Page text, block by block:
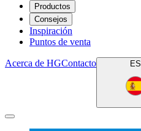
Productos
Consejos
Inspiración
Puntos de venta
Acerca de HGContacto ES